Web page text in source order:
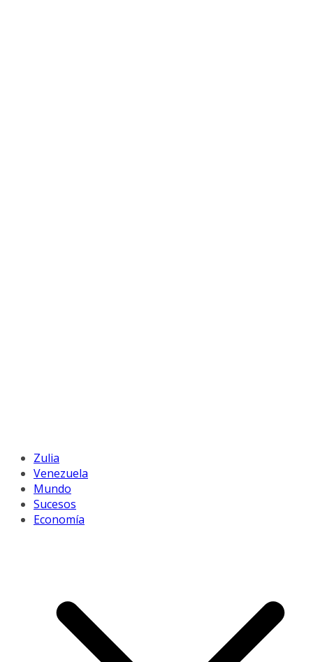
Zulia
Venezuela
Mundo
Sucesos
Economía